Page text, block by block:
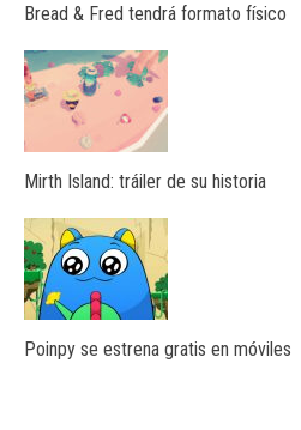
Bread & Fred tendrá formato físico
Mirth Island: tráiler de su historia
Poinpy se estrena gratis en móviles